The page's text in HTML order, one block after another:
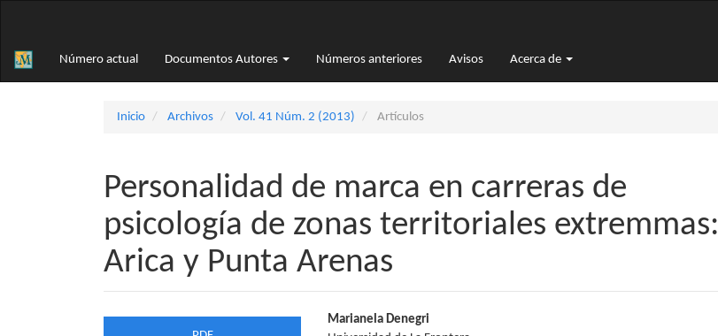
principal
Barra
Número actual Documentos Autores Números anteriores Avisos Acerca de
Inicio Archivos Vol. 41 Núm. 2 (2013) Artículos
Personalidad de marca en carreras de
psicología de zonas territoriales extremmas:
Arica y Punta Arenas
Barra
Contenido
Marianela Denegri